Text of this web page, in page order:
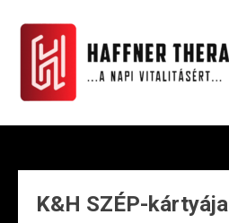
content
K&H SZÉP-kártyája